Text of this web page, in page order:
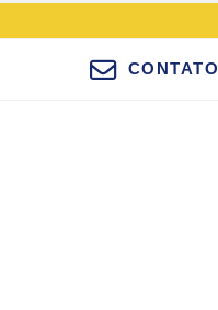
CONTATO